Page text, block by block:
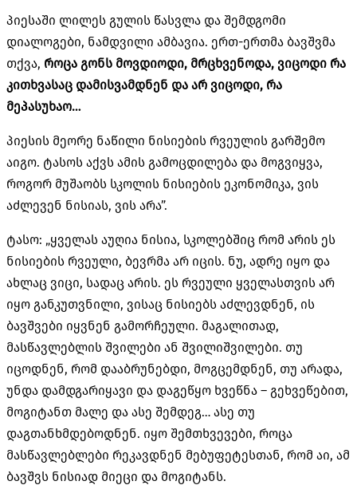
პიესაში ლილეს გულის წასვლა და შემდგომი
დიალოგები, ნამდვილი ამბავია. ერთ-ერთმა ბავშვმა
თქვა, როცა გონს მოვდიოდი, მრცხვენოდა, ვიცოდი რა
კითხვასაც დამისვამდნენ და არ ვიცოდი, რა
მეპასუხაო…
პიესის მეორე ნაწილი ნისიების რვეულის გარშემო
აიგო. ტასოს აქვს ამის გამოცდილება და მოგვიყვა,
როგორ მუშაობს სკოლის ნისიების ეკონომიკა, ვის
აძლევენ ნისიას, ვის არა”.
ტასო: „ყველას აუღია ნისია, სკოლებშიც რომ არის ეს
ნისიების რვეული, ბევრმა არ იცის. ნუ, ადრე იყო და
ახლაც ვიცი, სადაც არის. ეს რვეული ყველასთვის არ
იყო განკუთვნილი, ვისაც ნისიებს აძლევდნენ, ის
ბავშვები იყვნენ გამორჩეული. მაგალითად,
მასწავლებლის შვილები ან შვილიშვილები. თუ
იცოდნენ, რომ დააბრუნებდი, მოგცემდნენ, თუ არადა,
უნდა დამდგარიყავი და დაგეწყო ხვეწნა – გეხვეწებით,
მოგიტანთ მალე და ასე შემდეგ… ასე თუ
დაგთანხმდებოდნენ. იყო შემთხვევები, როცა
მასწავლებლები რეკავდნენ მებუფეტესთან, რომ აი, ამ
ბავშვს ნისიად მიეცი და მოგიტანს.